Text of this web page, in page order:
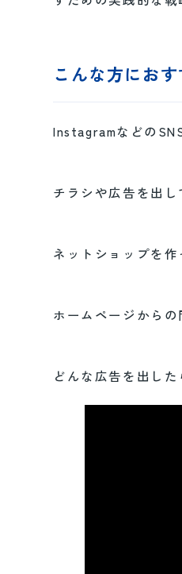
こんな方にお
Instagramなどの
チラシや広告を出
ネットショップを
ホームページから
どんな広告を出し